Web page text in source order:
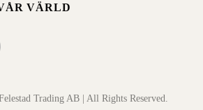
VÄRLD
Trading AB | All Rights Reserved.